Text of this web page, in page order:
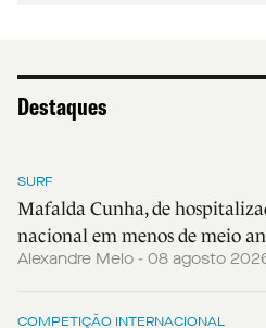
Destaques
SURF
Mafalda Cunha, de
nacional em menos de meio
Alexandre Melo - 08 agosto
COMPETIÇÃO INTERNACIONAL